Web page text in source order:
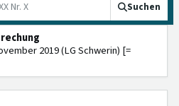
Suchen
2019 (LG Schwerin) [=